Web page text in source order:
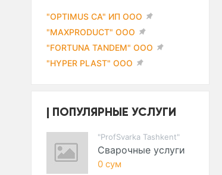
"OPTIMUS CA" ИП ООО
"MAXPRODUCT" ООО
"FORTUNA TANDEM" ООО
"HYPER PLAST" ООО
ПОПУЛЯРНЫЕ УСЛУГИ
"ProfSvarka Tashkent"
Сварочные услуги
0 сум